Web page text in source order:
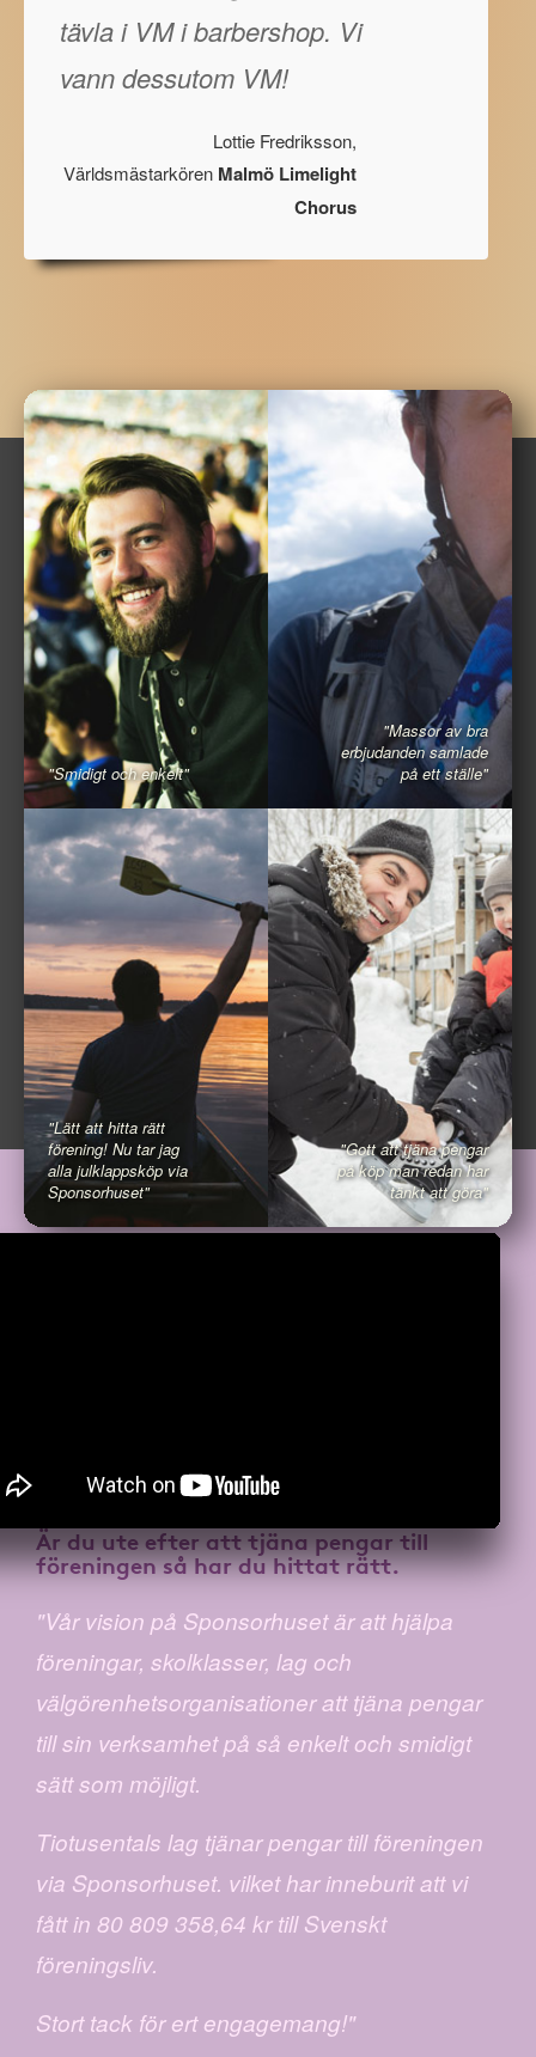
tävla i VM i barbershop. Vi
vann dessutom VM!
Lottie Fredriksson,
Världsmästarkören Malmö Limelight
Chorus
"Smidigt och enkelt"
"Massor av bra
erbjudanden samlade
på ett ställe"
"Lätt att hitta rätt
förening! Nu tar jag
alla julklappsköp via
Sponsorhuset"
"Gott att tjäna pengar
på köp man redan har
tänkt att göra"
Är du ute efter atttjäna pengar till
föreningenså har du hittat rätt.
"Vår vision på Sponsorhuset är att hjälpa
föreningar, skolklasser, lag och
välgörenhetsorganisationer att tjäna pengar
till sin verksamhet på så enkelt och smidigt
sätt som möjligt.
Tiotusentals lag tjänar pengar till föreningen
via Sponsorhuset. vilket har inneburit att vi
fått in 80 809 358,64 kr till Svenskt
föreningsliv.
Stort tack för ert engagemang!"